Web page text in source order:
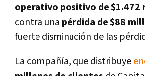
operativo positivo de $1.472
contra una pérdida de $88
fuerte disminución de las
La compañí­a, que distribuye